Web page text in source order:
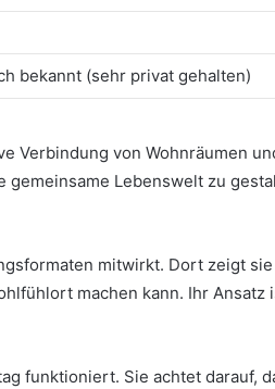
bekannt (sehr privat gehalten)
Verbindung von Wohnräumen
Lebenswelt zu
mitwirkt. Dort zeigt
machen kann. Ihr Ansatz
funktioniert. Sie achtet darauf,